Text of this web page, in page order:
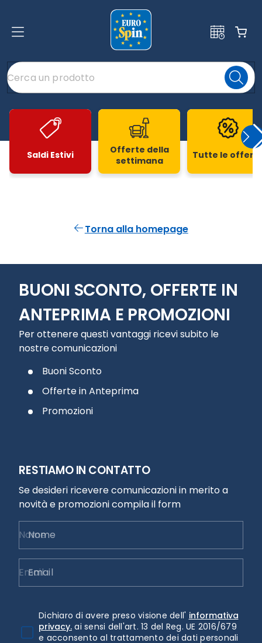
Saldi Estivi
Offerte della
settimana
Tutte le
Torna alla homepage
BUONI SCONTO, OFFERTE IN
ANTEPRIMA E PROMOZIONI
Per ottenere questi vantaggi ricevi subito le
nostre comunicazioni
Buoni Sconto
Offerte in Anteprima
Promozioni
RESTIAMO IN CONTATTO
Se desideri ricevere comunicazioni in merito a
novità e promozioni compila il form
Nome
Email
Dichiaro di avere preso visione dell' informativa
privacy. ai sensi dell'art. 13 del Reg. UE 2016/679
e acconsento al trattamento dei dati personali